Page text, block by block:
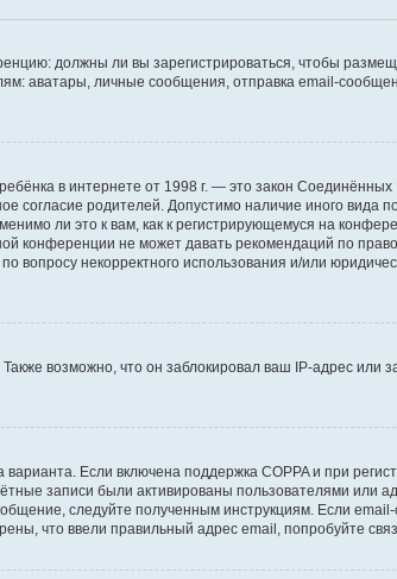
должны ли вы зарегистрироваться, чтобы
аватары, личные сообщения, отправка email-
в интернете от 1998 г. — это закон
родителей. Допустимо наличие иного вида
ли это к вам, как к регистрирующемуся на
конференции не может давать рекомендаций по
некорректного использования и/или
возможно, что он заблокировал ваш IP-адрес или
Если включена поддержка COPPA и при
записи были активированы пользователями или
следуйте полученным инструкциям. Если
что ввели правильный адрес email, попробуйте